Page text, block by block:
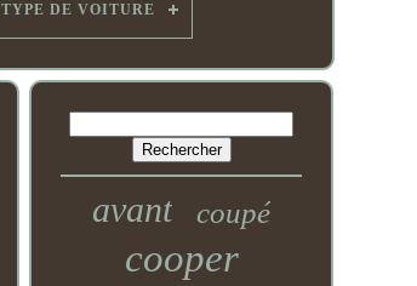
TYPE DE VOITURE
avant coupé
cooper